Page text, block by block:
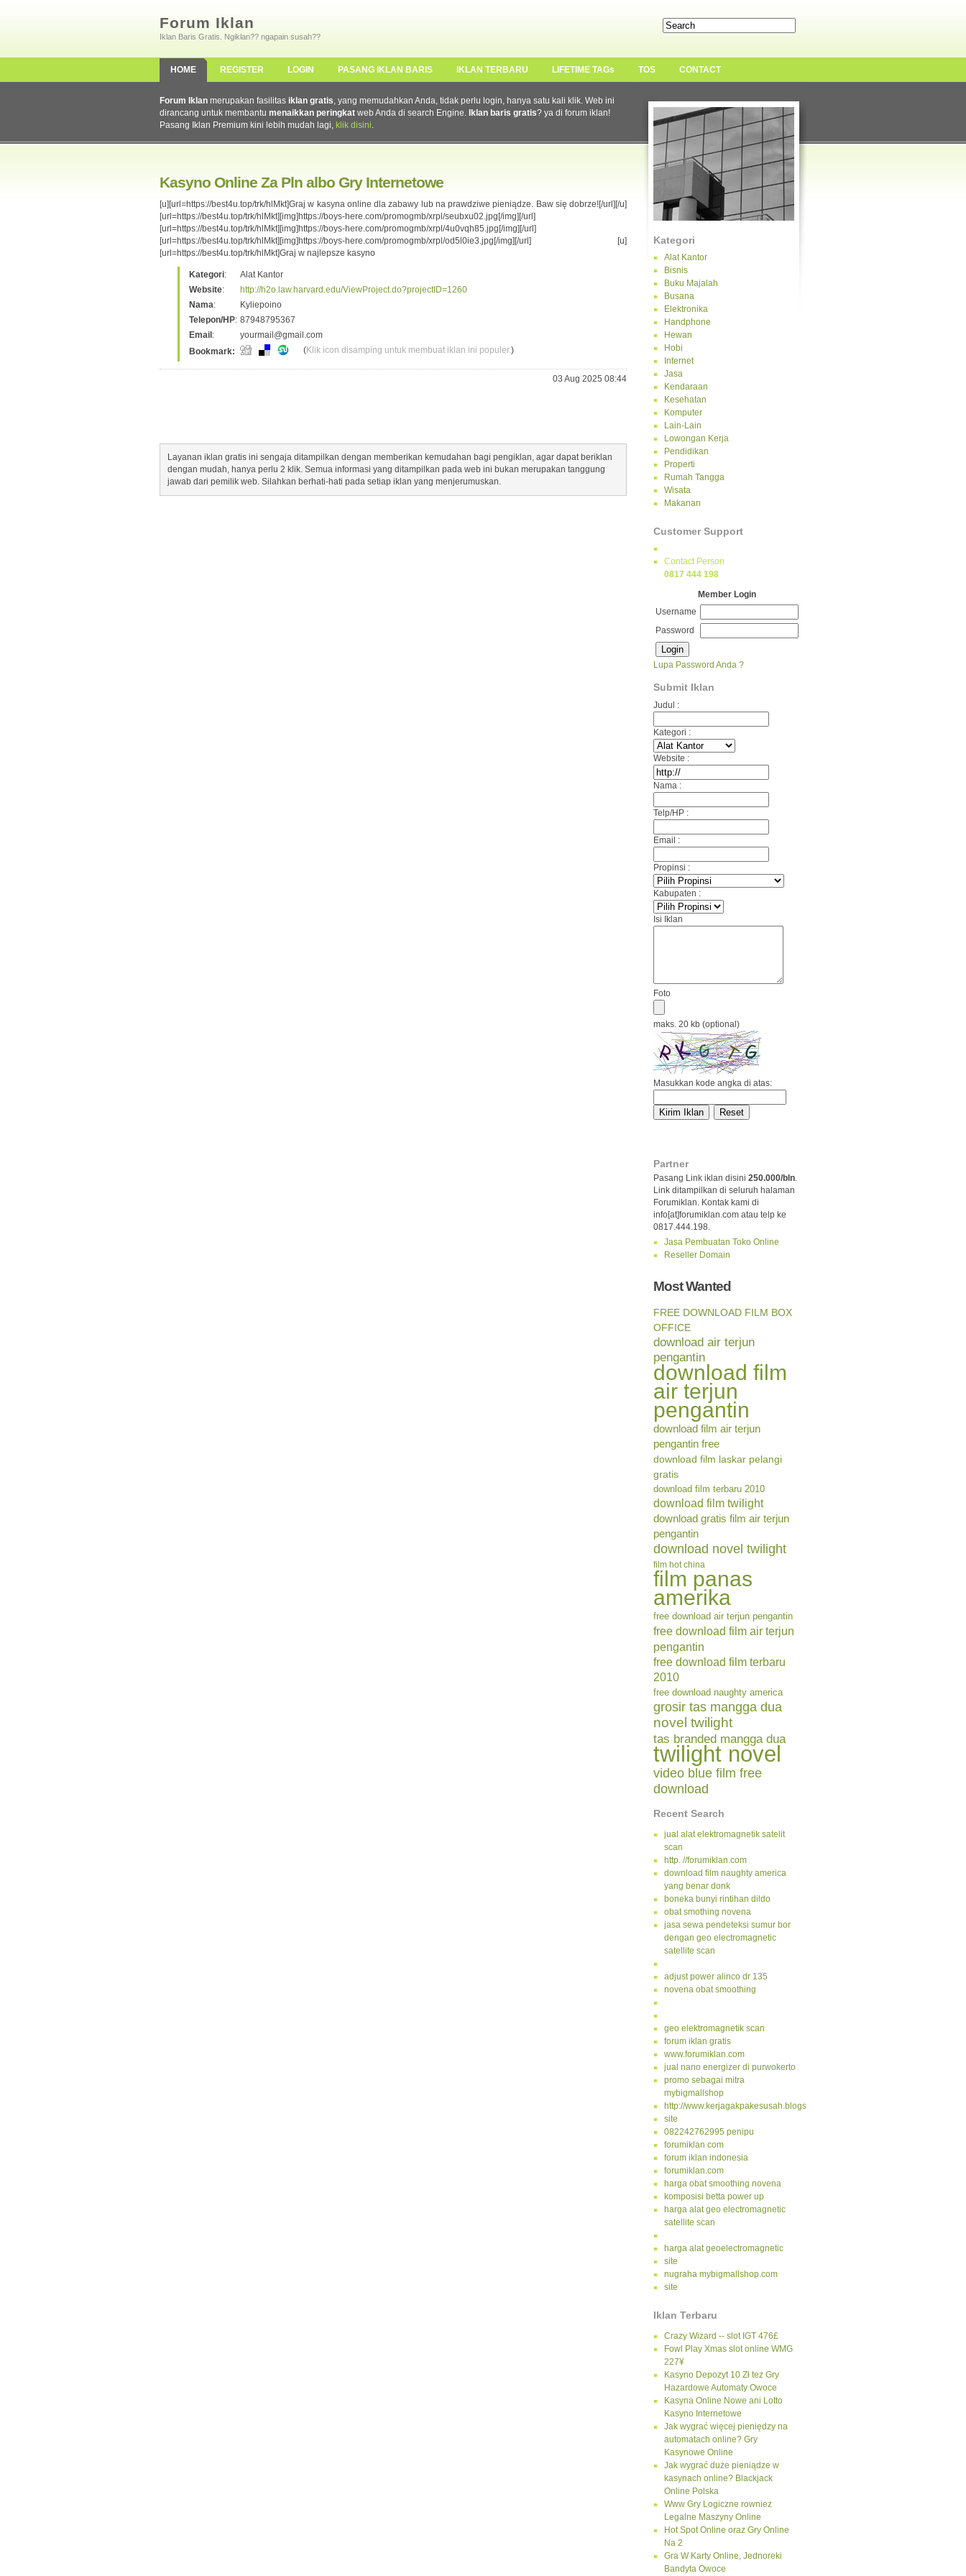
Forum Iklan
Iklan Baris Gratis. Ngiklan?? ngapain susah??
HOME REGISTER LOGIN PASANG IKLAN BARIS IKLAN TERBARU LIFETIME TAGs TOS CONTACT
Kategori
Alat Kantor
Bisnis
Buku Majalah
Busana
Elektronika
Handphone
Hewan
Hobi
Internet
Jasa
Kendaraan
Kesehatan
Komputer
Lain-Lain
Lowongan Kerja
Pendidikan
Properti
Rumah Tangga
Wisata
Makanan
Customer Support
Contact Person
0817 444 198
Member Login
Username
Password
Lupa Password Anda ?
Submit Iklan
Judul :
Kategori :
Website :
Nama :
Telp/HP :
Email :
Propinsi :
Kabupaten :
Isi Iklan
Foto
maks. 20 kb (optional)
Masukkan kode angka di atas:
Partner
Pasang Link iklan disini 250.000/bln.
Link ditampilkan di seluruh halaman
Forumiklan. Kontak kami di
info[at]forumiklan.com atau telp ke
0817.444.198.
Jasa Pembuatan Toko Online
Reseller Domain
Most Wanted
FREE DOWNLOAD FILM BOX
OFFICE
download air terjun
pengantin
download film
air terjun
pengantin
download film air terjun
pengantin free
download film laskar pelangi
gratis
download film terbaru 2010
download film twilight
download gratis film air terjun
pengantin
download novel twilight
film hot china
film panas
amerika
free download air terjun pengantin
free download film air terjun
pengantin
free download film terbaru
2010
free download naughty america
grosir tas mangga dua
novel twilight
tas branded mangga dua
twilight novel
video blue film free
download
Recent Search
jual alat elektromagnetik satelit
scan
http. //forumiklan.com
download film naughty america
yang benar donk
boneka bunyi rintihan dildo
obat smothing novena
jasa sewa pendeteksi sumur bor
dengan geo electromagnetic
satellite scan
adjust power alinco dr 135
novena obat smoothing
geo elektromagnetik scan
forum iklan gratis
www.forumiklan.com
jual nano energizer di purwokerto
promo sebagai mitra
mybigmallshop
http://www.kerjagakpakesusah.blogspot.com/
site
082242762995 penipu
forumiklan com
forum iklan indonesia
forumiklan.com
harga obat smoothing novena
komposisi betta power up
harga alat geo electromagnetic
satellite scan
harga alat geoelectromagnetic
site
nugraha mybigmallshop.com
site
Iklan Terbaru
Crazy Wizard -- slot IGT 476£
Fowl Play Xmas slot online WMG
227¥
Kasyno Depozyt 10 Zł tez Gry
Hazardowe Automaty Owoce
Kasyna Online Nowe ani Lotto
Kasyno Internetowe
Jak wygrać więcej pieniędzy na
automatach online? Gry
Kasynowe Online
Jak wygrać duże pieniądze w
kasynach online? Blackjack
Online Polska
Www Gry Logiczne rowniez
Legalne Maszyny Online
Hot Spot Online oraz Gry Online
Na 2
Gra W Karty Online, Jednoreki
Bandyta Owoce
Forum Iklan merupakan fasilitas iklan gratis, yang memudahkan Anda, tidak perlu login, hanya satu kali klik. Web ini
dirancang untuk membantu menaikkan peringkat web Anda di search Engine. Iklan baris gratis? ya di forum iklan!
Pasang Iklan Premium kini lebih mudah lagi, klik disini.
Kasyno Online Za Pln albo Gry Internetowe
[u][url=https://best4u.top/trk/hlMkt]Graj w kasyna online dla zabawy lub na prawdziwe pieniądze. Baw się dobrze![/url][/u]
[url=https://best4u.top/trk/hlMkt][img]https://boys-here.com/promogmb/xrpl/seubxu02.jpg[/img][/url]
[url=https://best4u.top/trk/hlMkt][img]https://boys-here.com/promogmb/xrpl/4u0vqh85.jpg[/img][/url]
[url=https://best4u.top/trk/hlMkt][img]https://boys-here.com/promogmb/xrpl/od5l0ie3.jpg[/img][/url] [u]
[url=https://best4u.top/trk/hlMkt]Graj w najlepsze kasyno
Kategori:
Alat Kantor
Website:
http://h2o.law.harvard.edu/ViewProject.do?projectID=1260
Nama:
Kyliepoino
Telepon/HP: 87948795367
Email :
yourmail@gmail.com
Bookmark:
(Klik icon disamping untuk membuat iklan ini populer.)
03 Aug 2025 08:44
Layanan iklan gratis ini sengaja ditampilkan dengan memberikan kemudahan bagi pengiklan, agar dapat beriklan
dengan mudah, hanya perlu 2 klik. Semua informasi yang ditampilkan pada web ini bukan merupakan tanggung
jawab dari pemilik web. Silahkan berhati-hati pada setiap iklan yang menjerumuskan.